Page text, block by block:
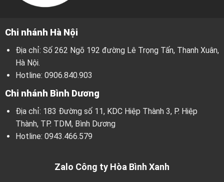
Chi nhánh Hà Nội
Địa chỉ: Số 262 Ngõ 192 đường Lê Trọng Tấn, Thanh Xuân,
Hà Nội.
Hotline: 0906.840.903
Chi nhánh Bình Dương
Địa chỉ: 183 Đường số 11, KDC Hiệp Thành 3, P. Hiệp
Thành, TP. TDM, Bình Dương
Hotline: 0943.466.579
Zalo Công ty Hòa Bình Xanh